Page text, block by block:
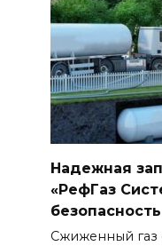
Надежная
«РефГаз
Сжиженный газ